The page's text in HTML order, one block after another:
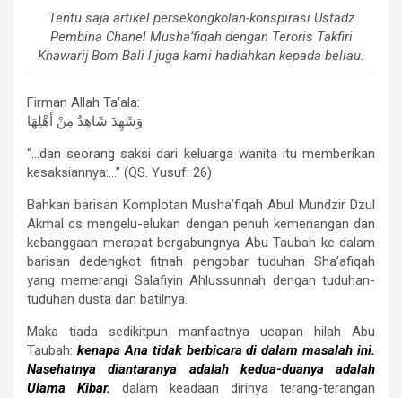
Tentu saja artikel persekongkolan-konspirasi Ustadz
Pembina Chanel Musha’fiqah dengan Teroris Takfiri
Khawarij Bom Bali l juga kami hadiahkan kepada beliau.
Firman Allah Ta’ala:
وَشَهِدَ شَاهِدٌ مِنْ أَهْلِهَا
“…dan seorang saksi dari keluarga wanita itu memberikan
kesaksiannya:…” (QS. Yusuf: 26)
Bahkan barisan Komplotan Musha’fiqah Abul Mundzir Dzul
Akmal cs mengelu-elukan dengan penuh kemenangan dan
kebanggaan merapat bergabungnya Abu Taubah ke dalam
barisan dedengkot fitnah pengobar tuduhan Sha’afiqah
yang memerangi Salafiyin Ahlussunnah dengan tuduhan-
tuduhan dusta dan batilnya.
Maka tiada sedikitpun manfaatnya ucapan hilah Abu
Taubah: kenapa Ana tidak berbicara di dalam masalah ini.
Nasehatnya diantaranya adalah kedua-duanya adalah
Ulama Kibar. dalam keadaan dirinya terang-terangan